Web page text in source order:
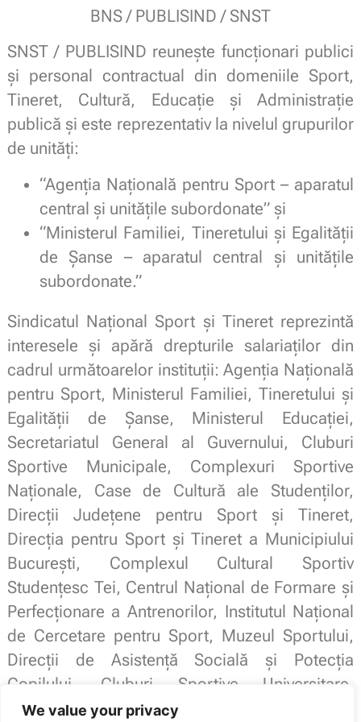
We value your privacy
BNS / PUBLISIND / SNST
SNST / PUBLISIND reuneşte funcționari publici
și personal contractual din domeniile Sport,
Tineret, Cultură, Educație și Administrație
publică și este reprezentativ la nivelul grupurilor
de unități:
“Agenția Națională pentru Sport – aparatul
central și unitățile subordonate” și
“Ministerul Familiei, Tineretului și Egalității
de Șanse – aparatul central și unitățile
subordonate.”
Sindicatul Național Sport și Tineret reprezintă
interesele și apără drepturile salariaților din
cadrul următoarelor instituții: Agenția Națională
pentru Sport, Ministerul Familiei, Tineretului și
Egalității de Șanse, Ministerul Educației,
Secretariatul General al Guvernului, Cluburi
Sportive Municipale, Complexuri Sportive
Naționale, Case de Cultură ale Studenților,
Direcții Judeţene pentru Sport și Tineret,
Direcția pentru Sport și Tineret a Municipiului
București, Complexul Cultural Sportiv
Studenţesc Tei, Centrul Naţional de Formare și
Perfecţionare a Antrenorilor, Institutul Național
de Cercetare pentru Sport, Muzeul Sportului,
Direcții de Asistență Socială și Potecția
Copilului, Cluburi Sportive Universitare,
Primării, Școli Gimnaziale, Licee, Universități și